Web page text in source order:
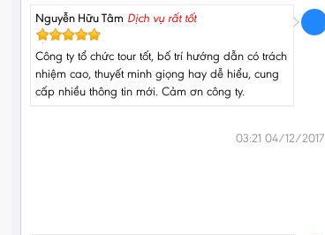
Nguyễn Hữu Tâm Dịch vụ rất tốt
Công ty tổ chức tour tốt, bố trí hướng dẫn có trách
nhiệm cao, thuyết minh giọng hay dễ hiểu, cung
cấp nhiều thông tin mới. Cảm ơn công ty.
03:21 04/12/2017